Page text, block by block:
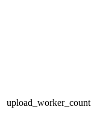
upload_worker_count